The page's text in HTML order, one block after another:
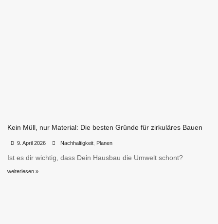
Kein Müll, nur Material: Die besten Gründe für zirkuläres Bauen
9. April 2026 Nachhaltigkeit, Planen
Ist es dir wichtig, dass Dein Hausbau die Umwelt schont?
weiterlesen »